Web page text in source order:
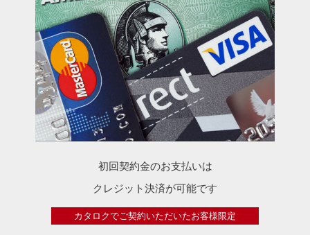
初回契約金のお支払いは
クレジット決済が可能です
カタロクでご契約いただいたお客様限定